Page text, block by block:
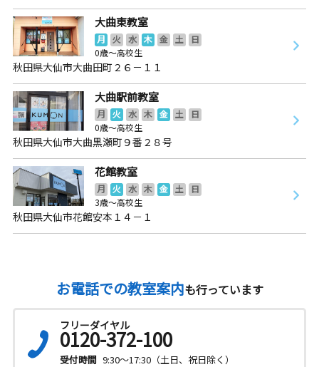
大曲東教室
月 火 水 木 金 土
日
0歳～高校生
秋田県大仙市大曲田町２６－１１
大曲駅前教室
月 火 水 木 金 土
日
0歳～高校生
秋田県大仙市大曲黒瀬町９番２８号
花館教室
月 火 水 木 金 土
日
3歳～高校生
秋田県大仙市花館安本１４－１
お電話での教室案内も行っています
フリーダイヤル
0120-372-100
受付時間 9:30～17:30（土日、祝日除く）